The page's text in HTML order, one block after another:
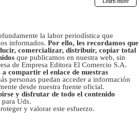
la labor periodística que
informados. Por ello, les recordamos que
comercializar, distribuir, copiar total
que publicamos en nuestra web, sin
de Empresa Editora El Comercio S.A.
compartir el enlace de nuestras
personas puedan acceder a información
desde nuestra fuente oficial.
y disfrutar de todo el contenido
Uds.
y valorar este esfuerzo.